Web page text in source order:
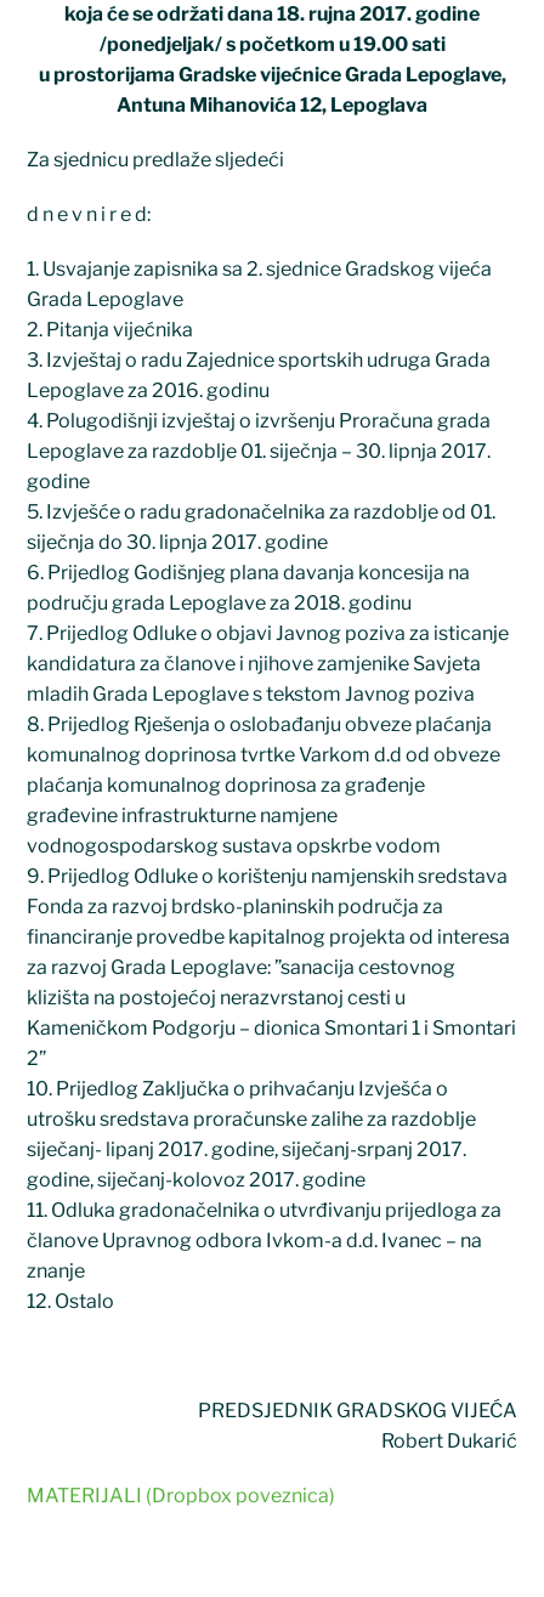
koja će se održati dana 18. rujna 2017. godine
/ponedjeljak/ s početkom u 19.00 sati
u prostorijama Gradske vijećnice Grada Lepoglave,
Antuna Mihanovića 12, Lepoglava
Za sjednicu predlaže sljedeći
d n e v n i r e d:
1. Usvajanje zapisnika sa 2. sjednice Gradskog vijeća
Grada Lepoglave
2. Pitanja vijećnika
3. Izvještaj o radu Zajednice sportskih udruga Grada
Lepoglave za 2016. godinu
4. Polugodišnji izvještaj o izvršenju Proračuna grada
Lepoglave za razdoblje 01. siječnja – 30. lipnja 2017.
godine
5. Izvješće o radu gradonačelnika za razdoblje od 01.
siječnja do 30. lipnja 2017. godine
6. Prijedlog Godišnjeg plana davanja koncesija na
području grada Lepoglave za 2018. godinu
7. Prijedlog Odluke o objavi Javnog poziva za isticanje
kandidatura za članove i njihove zamjenike Savjeta
mladih Grada Lepoglave s tekstom Javnog poziva
8. Prijedlog Rješenja o oslobađanju obveze plaćanja
komunalnog doprinosa tvrtke Varkom d.d od obveze
plaćanja komunalnog doprinosa za građenje
građevine infrastrukturne namjene
vodnogospodarskog sustava opskrbe vodom
9. Prijedlog Odluke o korištenju namjenskih sredstava
Fonda za razvoj brdsko-planinskih područja za
financiranje provedbe kapitalnog projekta od interesa
za razvoj Grada Lepoglave: ”sanacija cestovnog
klizišta na postojećoj nerazvrstanoj cesti u
Kameničkom Podgorju – dionica Smontari 1 i Smontari
2”
10. Prijedlog Zaključka o prihvaćanju Izvješća o
utrošku sredstava proračunske zalihe za razdoblje
siječanj- lipanj 2017. godine, siječanj-srpanj 2017.
godine, siječanj-kolovoz 2017. godine
11. Odluka gradonačelnika o utvrđivanju prijedloga za
članove Upravnog odbora Ivkom-a d.d. Ivanec – na
znanje
12. Ostalo
PREDSJEDNIK GRADSKOG VIJEĆA
Robert Dukarić
MATERIJALI (Dropbox poveznica)